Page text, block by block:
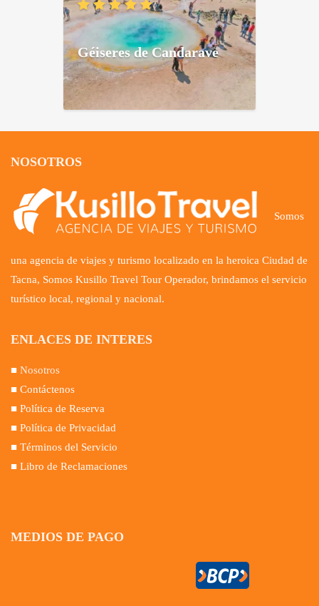
Géiseres de Candarave
NOSOTROS
Somos
una agencia de viajes y turismo localizado en la heroica Ciudad de
Tacna, Somos Kusillo Travel Tour Operador, brindamos el servicio
turístico local, regional y nacional.
ENLACES DE INTERES
■ Nosotros
■ Contáctenos
■ Política de Reserva
■ Política de Privacidad
■ Términos del Servicio
■ Libro de Reclamaciones
MEDIOS DE PAGO